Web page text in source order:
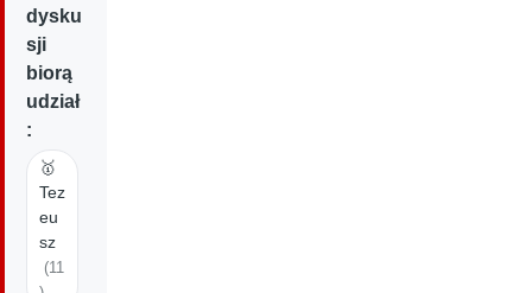
dysku
sji
biorą
udział
:
🥇
Tez
eu
sz
(11